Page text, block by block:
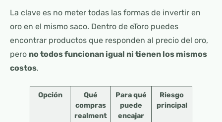
La clave es no meter todas las formas de invertir en
oro en el mismo saco. Dentro de eToro puedes
encontrar productos que responden al precio del oro,
pero no todos funcionan igual ni tienen los mismos
costos.
Opción
Qué
compras
realment
Para qué
puede
encajar
Riesgo
principal